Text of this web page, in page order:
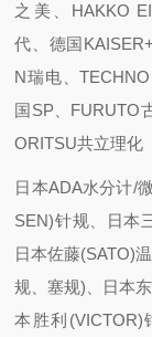
之美、HAKKO
代、德国
N瑞电、
国SP、FURUTO
ORITSU共立理化
日本ADA水分计/
SEN)针规、日本
日本佐藤(SATO)
规、塞规)、日本
本胜利(VICTOR)